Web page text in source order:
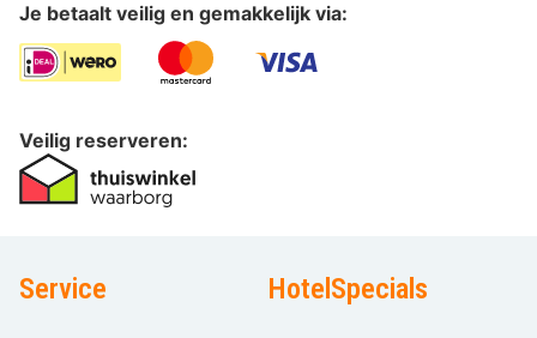
Je betaalt veilig en gemakkelijk via:
Veilig reserveren:
Service HotelSpecials